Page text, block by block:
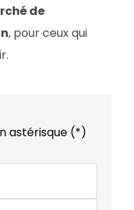
de
, pour ceux qui
astérisque (*)